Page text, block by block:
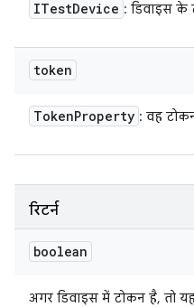
ITestDevice : डिवाइस के
token
TokenProperty : वह
रिटर्न
boolean
अगर डिवाइस में टोकन है, तो